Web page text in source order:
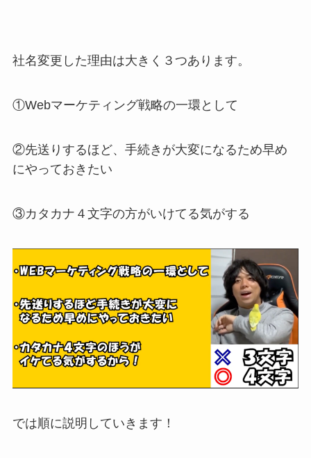
社名変更した理由は大きく３つあります。
①Webマーケティング戦略の一環として
②先送りするほど、手続きが大変になるため早め
にやっておきたい
③カタカナ４文字の方がいけてる気がする
では順に説明していきます！